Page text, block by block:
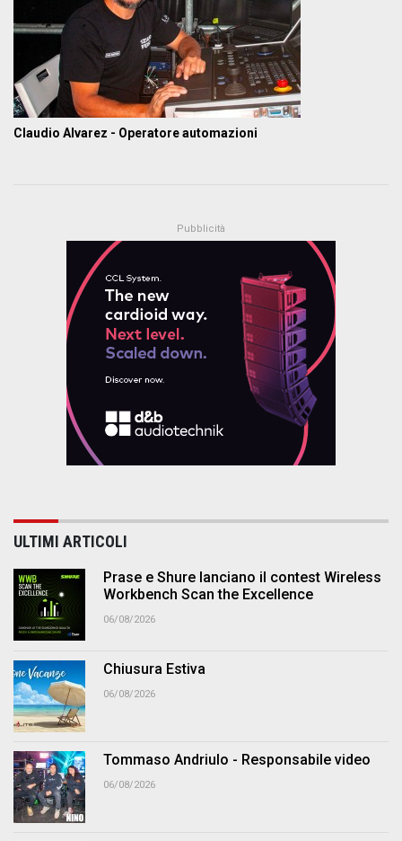
Claudio Alvarez - Operatore automazioni
ULTIMI ARTICOLI
Prase e Shure lanciano il contest Wireless
Workbench Scan the Excellence
06/08/2026
Chiusura Estiva
06/08/2026
Tommaso Andriulo - Responsabile video
06/08/2026